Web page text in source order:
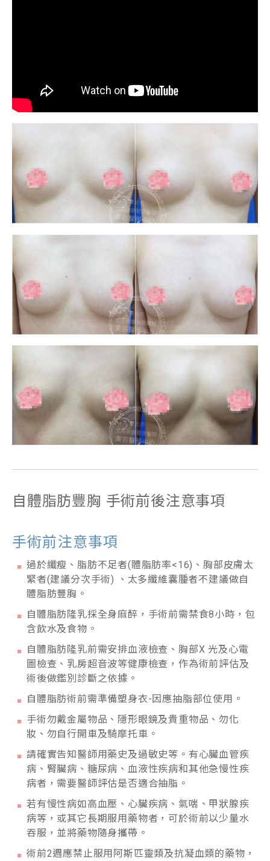
自體脂肪豐胸 手術前後注意事項
手術前注意事項
過於纖瘦、脂肪不足者(體脂肪率<16)、胸部皮膚太
緊者(建議分次手術) 、太多纖維囊腫者不建議做自
體脂肪豐胸。
自體脂肪隆乳採全身麻醉，手術前需禁食8小時，包
含飲水及食物。
自體脂肪隆乳前需安排血液檢查、胸部X 光及心電
圖檢查、乳房超音波等健康檢查，作為術前評估及
術後做鑑別診斷之依據。
自體脂肪術前需準備塑身衣-因應抽脂部位使用。
手術勿戴金屬物品、隱形眼鏡及貴重物品、勿化
妝、勿自行開車及騎摩托車。
請確實告知醫師用藥史及過敏史等。有心臟血管疾
病、腎臟病、糖尿病、血液性疾病和其他急慢性疾
病者，需要醫師評估是否適合抽脂。
若有慢性病如高血壓、心臟疾病、氣喘、甲狀腺疾
病等，或其它長期服用藥物者，可於術前以少量水
吞服，並將藥物隨身攜帶。
術前2週應禁止服用阿斯匹靈類及抗凝血類的藥物，